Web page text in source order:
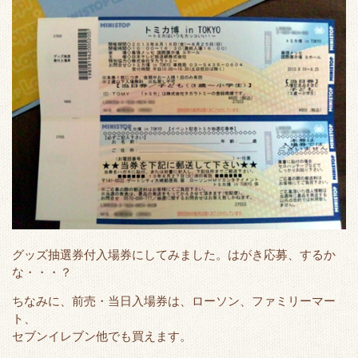
グッズ抽選券付入場券にしてみました。はがき応募、するか
な・・・？
ちなみに、前売・当日入場券は、ローソン、ファミリーマー
ト、
セブンイレブン他でも買えます。